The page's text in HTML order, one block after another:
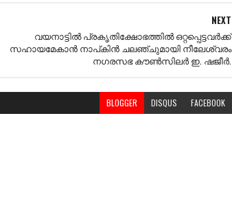
NEXT
വയനാട്ടിൽ പ്രകൃതിക്ഷോഭത്തിൽ ഒറ്റപ്പെട്ടവർക്ക്
സഹായമേകാൻ നാപ്കിൻ ചലഞ്ചുമായി നീലേശ്വരം
നഗരസഭ കൗൺസിലർ ഇ. ഷജീർ.
BLOGGER DISQUS FACEBOOK